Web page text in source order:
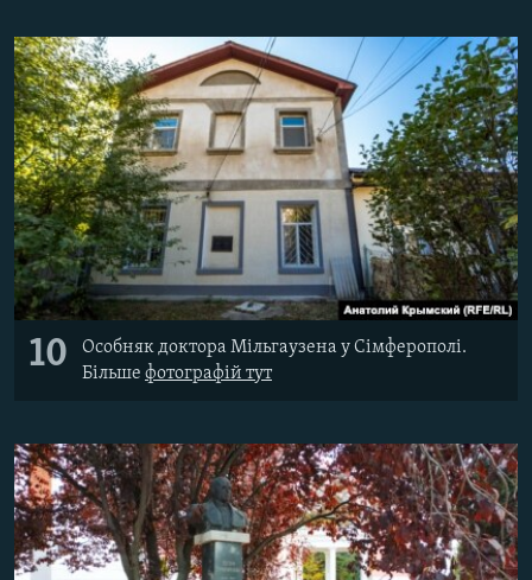
10
Особняк доктора Мільгаузена у Сімферополі.
Більше​ фотографій тут